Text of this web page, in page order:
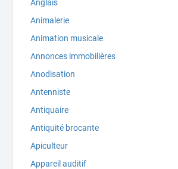
Anglais
Animalerie
Animation musicale
Annonces immobilières
Anodisation
Antenniste
Antiquaire
Antiquité brocante
Apiculteur
Appareil auditif